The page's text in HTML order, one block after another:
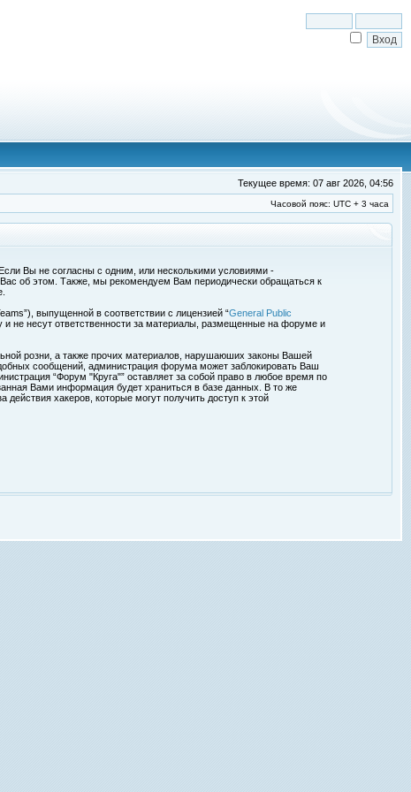
Текущее время: 07 авг 2026, 04:56
Часовой пояс: UTC + 3 часа
Вы не согласны с одним, или несколькими условиями -
об этом. Также, мы рекомендуем Вам периодически обращаться к
выпущенной в соответствии с лицензией “General Public
и не несут ответственности за материалы, размещенные на форуме и
розни, а также прочих материалов, нарушаюших законы Вашей
сообщений, администрация форума может заблокировать Ваш
“Форум "Круга"” оставляет за собой право в любое время по
Вами информация будет храниться в базе данных. В то же
хакеров, которые могут получить доступ к этой